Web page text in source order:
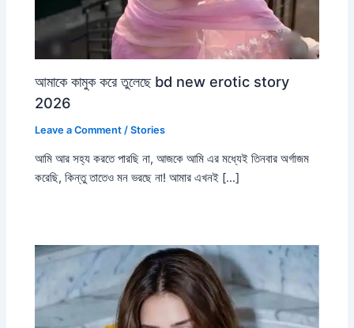
আমাকে কামুক করে তুলেছে bd new erotic story
2026
Leave a Comment /Stories
আমি আর সহ্য করতে পারছি না, আজকে আমি এর মধ্যেই তিনবার অর্গাজম
করেছি, কিন্তু তাতেও মন ভরছে না! আমার এখনই […]